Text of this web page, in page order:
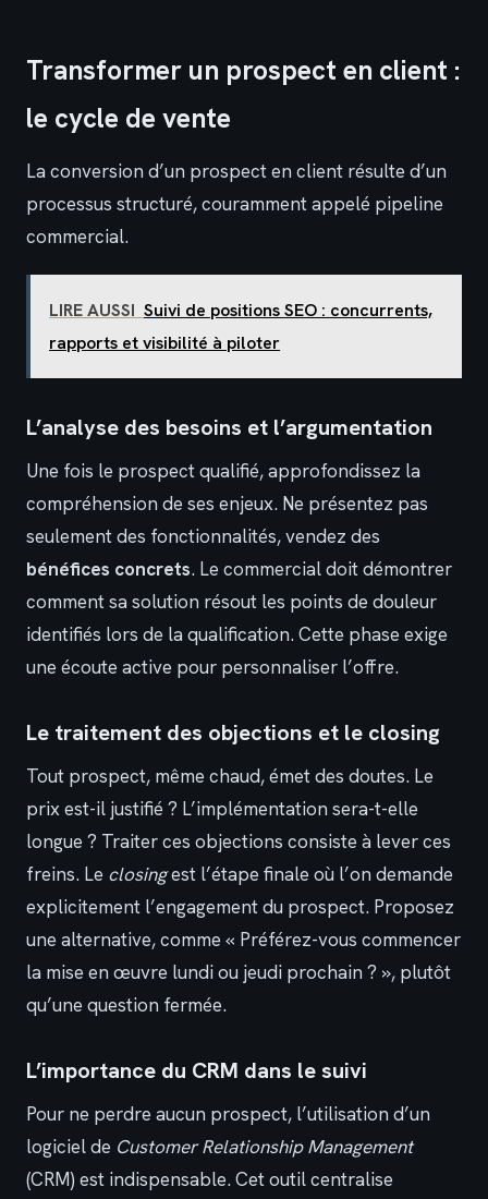
Transformer un prospect en client :
le cycle de vente
La conversion d’un prospect en client résulte d’un
processus structuré, couramment appelé pipeline
commercial.
LIRE AUSSI Suivi de positions SEO : concurrents,
rapports et visibilité à piloter
L’analyse des besoins et l’argumentation
Une fois le prospect qualifié, approfondissez la
compréhension de ses enjeux. Ne présentez pas
seulement des fonctionnalités, vendez des
bénéfices concrets. Le commercial doit démontrer
comment sa solution résout les points de douleur
identifiés lors de la qualification. Cette phase exige
une écoute active pour personnaliser l’offre.
Le traitement des objections et le closing
Tout prospect, même chaud, émet des doutes. Le
prix est-il justifié ? L’implémentation sera-t-elle
longue ? Traiter ces objections consiste à lever ces
freins. Le closingest l’étape finale où l’on demande
explicitement l’engagement du prospect. Proposez
une alternative, comme « Préférez-vous commencer
la mise en œuvre lundi ou jeudi prochain ? », plutôt
qu’une question fermée.
L’importance du CRM dans le suivi
Pour ne perdre aucun prospect, l’utilisation d’un
logiciel de Customer Relationship Management
(CRM) est indispensable. Cet outil centralise